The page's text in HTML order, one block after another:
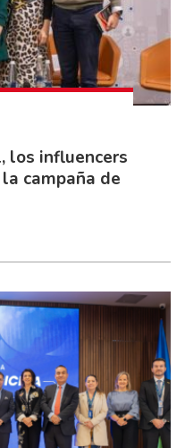
los influencers
campaña de